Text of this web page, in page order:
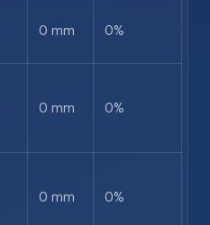
0 mm 0%
0 mm 0%
0 mm 0%